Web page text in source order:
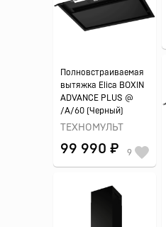
Полновстраиваемая
вытяжка Elica BOXIN
ADVANCE PLUS @
/A/60 (Черный)
ТЕХНОМУЛЬТ
99 990 ₽ 9